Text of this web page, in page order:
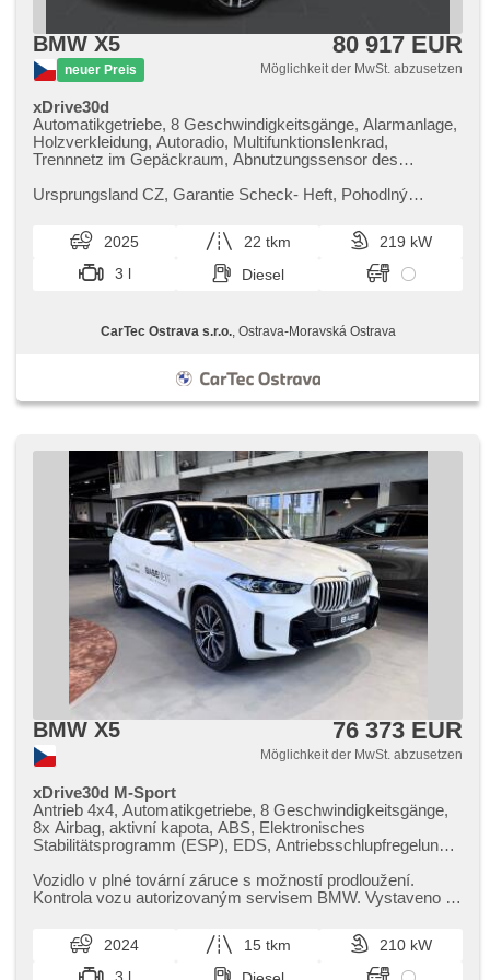
BMW X5
neuer Preis
80 917 EUR
Möglichkeit der MwSt. abzusetzen
xDrive30d
Automatikgetriebe, 8 Geschwindigkeitsgänge, Alarmanlage,
Holzverkleidung, Autoradio, Multifunktionslenkrad,
Trennnetz im Gepäckraum, Abnutzungssensor des
Antrieb 4x4, el. tažné zařízení, bezklíčové odemykání,
sedadla, Federung Luft, beheizte Sitze, LED denní svícení
Ursprungsland CZ,​ Garantie Scheck​- Heft,​ Pohodlný
Prověřené vozy od autoriz...
2025 22 tkm
219 kW
3 l
Diesel
CarTec Ostrava s.r.o., Ostrava-Moravská Ostrava
BMW X5 76 373 EUR
Möglichkeit der MwSt. abzusetzen
xDrive30d M-Sport
Antrieb 4x4, Automatikgetriebe, 8 Geschwindigkeitsgänge,
8x Airbag, aktivní kapota, ABS, Elektronisches
Stabilitätsprogramm (ESP), EDS, Antriebsschlupfregelung
asistent jízdy v koloně, asistent změny jízdního pruhu,
asistent jízdy v jízdním pruhu, Überwachung der Ermüdung
4-Zonen Klimaanlage, Klimaautomatik, Adaptive
Geschwindigkeitsregelung, LED adaptivní světlomety,
Schaltflutlicht, LED denní svícení, Alufelgen, Bordcomputer,
Vozidlo v plné tovární záruce s možností prodloužení.
Kontrola vozu autorizovaným servisem BMW. Vystaveno na
2024 15 tkm
210 kW